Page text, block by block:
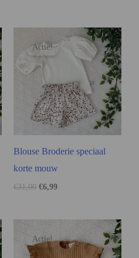
Actie!
Blouse Broderie speciaal
korte mouw
€31,00 €6,99
Actie!